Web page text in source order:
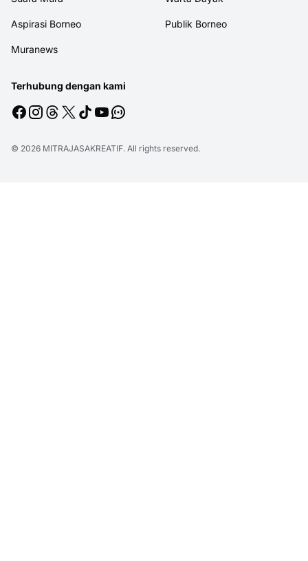
Aspirasi Borneo Publik Borneo
Muranews
Terhubung dengan kami
© 2026 MITRAJASAKREATIF. All rights reserved.